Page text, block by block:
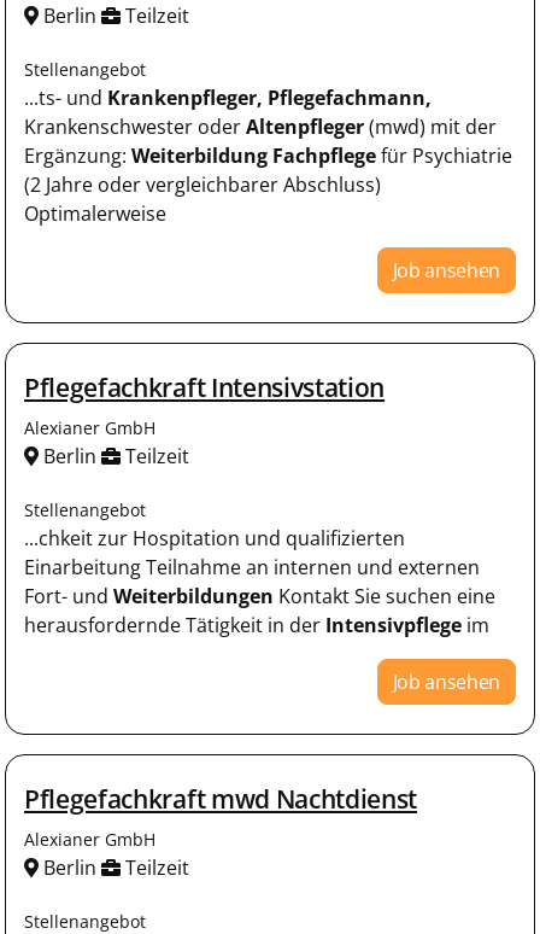
Berlin Teilzeit
Stellenangebot
...ts- und Krankenpfleger, Pflegefachmann,
Krankenschwester oderAltenpfleger(mwd) mit der
Ergänzung: Weiterbildung Fachpflegefür Psychiatrie
(2 Jahre oder vergleichbarer Abschluss)
Optimalerweise
Job ansehen
Pflegefachkraft Intensivstation
Alexianer GmbH
Berlin Teilzeit
Stellenangebot
...chkeit zur Hospitation und qualifizierten
Einarbeitung Teilnahme an internen und externen
Fort- und Weiterbildungen Kontakt Sie suchen eine
herausfordernde Tätigkeit in der Intensivpflege im
Job ansehen
Pflegefachkraft mwd Nachtdienst
Alexianer GmbH
Berlin Teilzeit
Stellenangebot